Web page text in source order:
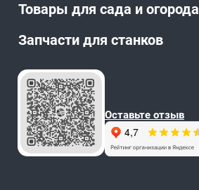
Товары для сада и огорода
Запчасти для станков
Оставьте отзыв